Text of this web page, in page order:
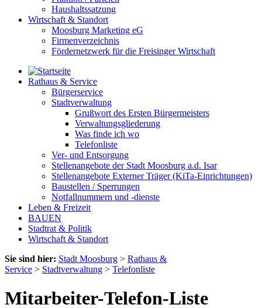
Haushaltssatzung
Wirtschaft & Standort
Moosburg Marketing eG
Firmenverzeichnis
Fördernetzwerk für die Freisinger Wirtschaft
Rathaus & Service
Bürgerservice
Stadtverwaltung
Grußwort des Ersten Bürgermeisters
Verwaltungsgliederung
Was finde ich wo
Telefonliste
Ver- und Entsorgung
Stellenangebote der Stadt Moosburg a.d. Isar
Stellenangebote Externer Träger (KiTa-Einrichtungen)
Baustellen / Sperrungen
Notfallnummern und -dienste
Leben & Freizeit
BAUEN
Stadtrat & Politik
Wirtschaft & Standort
Sie sind hier: Stadt Moosburg > Rathaus &
Service > Stadtverwaltung > Telefonliste
Mitarbeiter-Telefon-Liste